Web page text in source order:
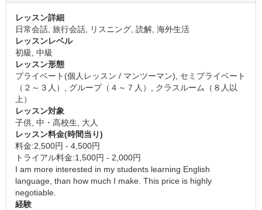
レッスン詳細
日常会話, 旅行会話, リスニング, 読解, 海外生活
レッスンレベル
初級, 中級
レッスン形態
プライベート(個人レッスン / マンツーマン), セミプライベート
（２～３人）, グループ（４～７人）, クラスルーム（８人以
上）
レッスン対象
子供, 中・高校生, 大人
レッスン料金(時間当り)
料金:2,500円 - 4,500円
トライアル料金:1,500円 - 2,000円
I am more interested in my students learning English
language, than how much I make. This price is highly
negotiable.
経験